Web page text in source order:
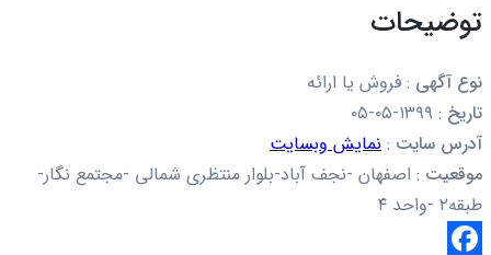
توضیحات
نوع آگهی : فروش یا ارائه
تاریخ :
آدرس سایت : نمایش وبسایت
موقعیت : اصفهان -نجف آباد-بلوار منتظری شمالی -مجتمع نگار-
طبقه۲ -واحد ۴